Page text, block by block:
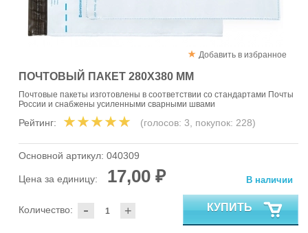
Добавить в избранное
ПОЧТОВЫЙ ПАКЕТ 280Х380 ММ
Почтовые пакеты изготовлены в соответствии со стандартами Почты
России и снабжены усиленными сварными швами
Рейтинг: (голосов: 3, покупок: 228)
Основной артикул: 040309
Цена за единицу: 17,00 ₽
- +
Количество:
В наличии
КУПИТЬ